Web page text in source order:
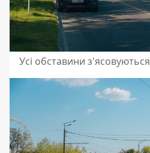
Усі обставини з'ясовуються